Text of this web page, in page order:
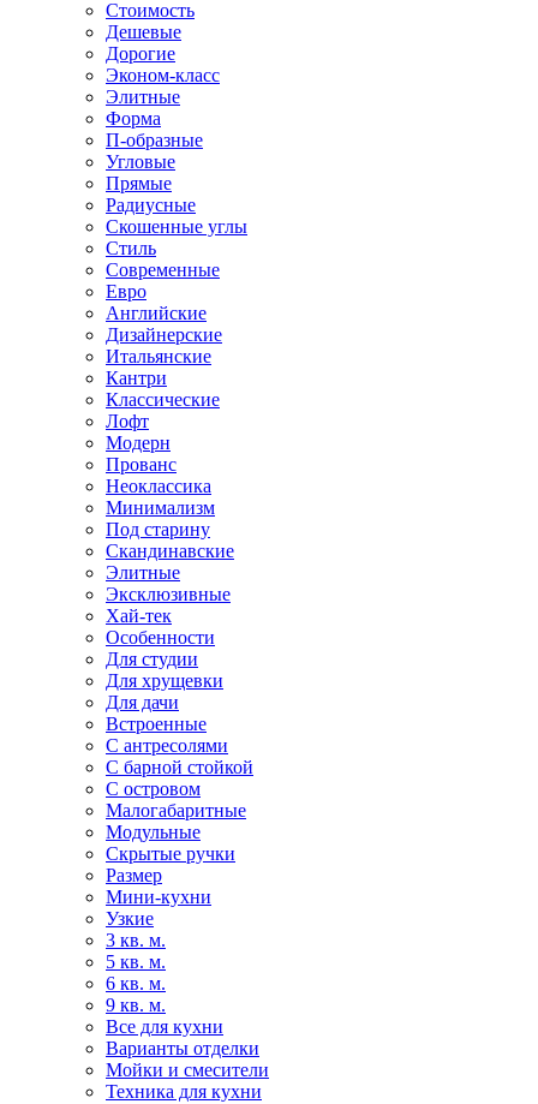
Стоимость
Дешевые
Дорогие
Эконом-класс
Элитные
Форма
П-образные
Угловые
Прямые
Радиусные
Скошенные углы
Стиль
Современные
Евро
Английские
Дизайнерские
Итальянские
Кантри
Классические
Лофт
Модерн
Прованс
Неоклассика
Минимализм
Под старину
Скандинавские
Элитные
Эксклюзивные
Хай-тек
Особенности
Для студии
Для хрущевки
Для дачи
Встроенные
С антресолями
С барной стойкой
С островом
Малогабаритные
Модульные
Скрытые ручки
Размер
Мини-кухни
Узкие
3 кв. м.
5 кв. м.
6 кв. м.
9 кв. м.
Все для кухни
Варианты отделки
Мойки и смесители
Техника для кухни